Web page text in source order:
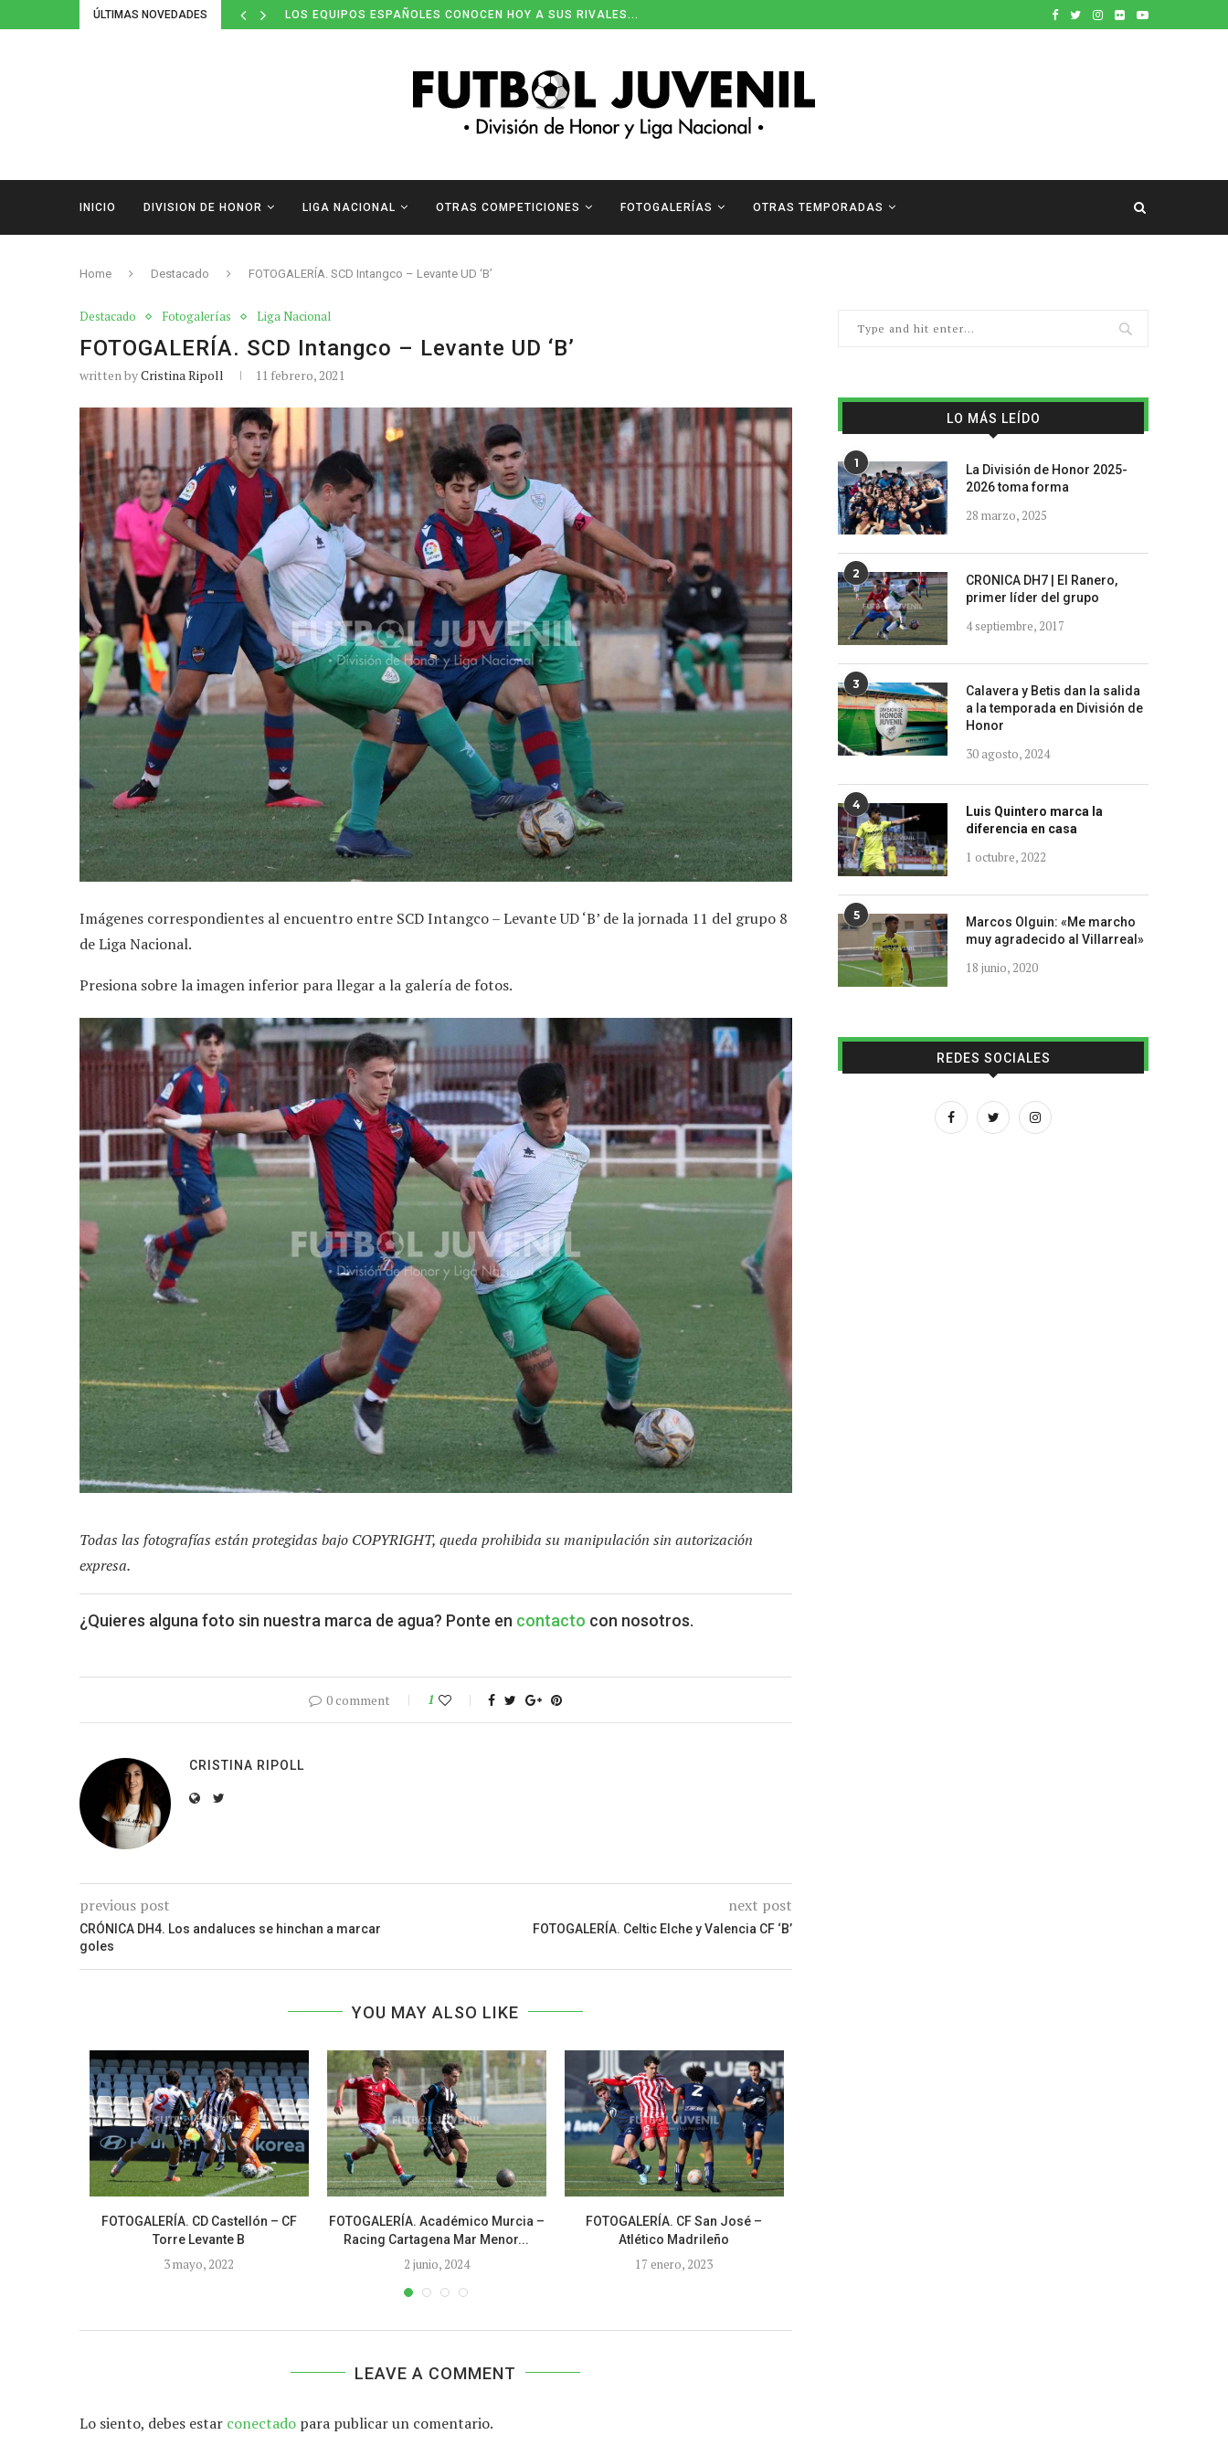
ÚLTIMAS NOVEDADES LOS EQUIPOS ESPAÑOLES CONOCEN HOY A SUS RIVALES...
INICIO DIVISION DE HONOR LIGA NACIONAL OTRAS COMPETICIONES FOTOGALERÍAS OTRAS TEMPORADAS
Home Destacado FOTOGALERÍA. SCD Intangco – Levante UD ‘B’
Destacado Fotogalerías Liga Nacional
FOTOGALERÍA. SCD Intangco – Levante UD ‘B’
written byCristina Ripoll 11 febrero, 2021
Imágenes correspondientes al encuentro entre SCD Intangco – Levante UD ‘B’ de la jornada 11 del grupo 8
de Liga Nacional.
Presiona sobre la imagen inferior para llegar a la galería de fotos.
Todas las fotografías están protegidas bajo COPYRIGHT, queda prohibida su manipulación sin autorización
expresa.
¿Quieres alguna foto sin nuestra marca de agua? Ponte en contacto con nosotros.
0 comment 1
CRISTINA RIPOLL
previous post
CRÓNICA DH4. Los andaluces se hinchan a marcar
goles
next post
FOTOGALERÍA. Celtic Elche y Valencia CF ‘B’
YOU MAY ALSO LIKE
FOTOGALERÍA. CD Castellón – CF
Torre Levante B
3 mayo, 2022
FOTOGALERÍA. Académico Murcia –
Racing Cartagena Mar Menor...
2 junio, 2024
FOTOGALERÍA. CF San José –
Atlético Madrileño
17 enero, 2023
LEAVE A COMMENT
Lo siento, debes estar conectado para publicar un comentario.
LO MÁS LEÍDO
1
La División de Honor 2025-
2026 toma forma
28 marzo, 2025
2
CRONICA DH7 | El Ranero,
primer líder del grupo
4 septiembre, 2017
3
Calavera y Betis dan la salida
a la temporada en División de
Honor
30 agosto, 2024
4
Luis Quintero marca la
diferencia en casa
1 octubre, 2022
5
Marcos Olguin: «Me marcho
muy agradecido al Villarreal»
18 junio, 2020
REDES SOCIALES